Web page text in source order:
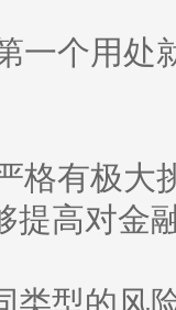
个用处
有极大
提高对金